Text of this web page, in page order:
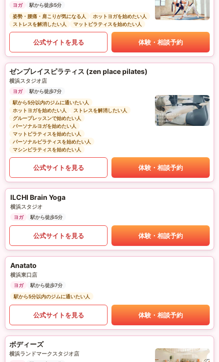
ヨガ
駅から徒歩5分
姿勢・腰痛・肩こりが気になる人
ホットヨガを始めたい人
ストレスを解消したい人
マットピラティスを始めたい人
公式サイトを見る 体験・相談予約
ゼンプレイスピラティス (zen place pilates)
横浜スタジオ店
ヨガ
駅から徒歩7分
駅から5分以内のジムに通いたい人
ホットヨガを始めたい人
ストレスを解消したい人
グループレッスンで始めたい人
パーソナルヨガを始めたい人
マットピラティスを始めたい人
パーソナルピラティスを始めたい人
マシンピラティスを始めたい人
公式サイトを見る 体験・相談予約
ILCHI Brain Yoga
横浜スタジオ
ヨガ 駅から徒歩5分
公式サイトを見る 体験・相談予約
Anatato
横浜東口店
ヨガ
駅から徒歩7分
駅から5分以内のジムに通いたい人
公式サイトを見る 体験・相談予約
ボディーズ
横浜ランドマークスタジオ店